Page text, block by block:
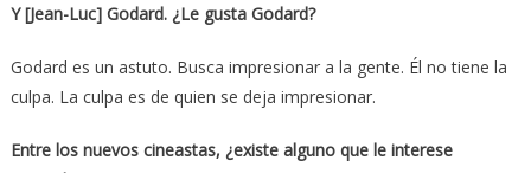
Y [Jean-Luc] Godard. ¿Le gusta Godard?
Godard es un astuto. Busca impresionar a la gente. Él no tiene la
culpa. La culpa es de quien se deja impresionar.
Entre los nuevos cineastas, ¿existe alguno que le interese